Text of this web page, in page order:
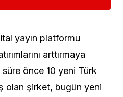
yayın platformu
arttırmaya
önce 10 yeni Türk
olan şirket, bugün yeni